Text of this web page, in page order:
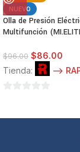
NUEVO
Olla de Presión
Multifunción
$96.00 $86.00
Tienda:
-->